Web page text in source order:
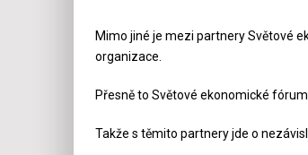
Mimo jiné je mezi partnery Světové
organizace.
Přesně to Světové ekonomické
Takže s těmito partnery jde o